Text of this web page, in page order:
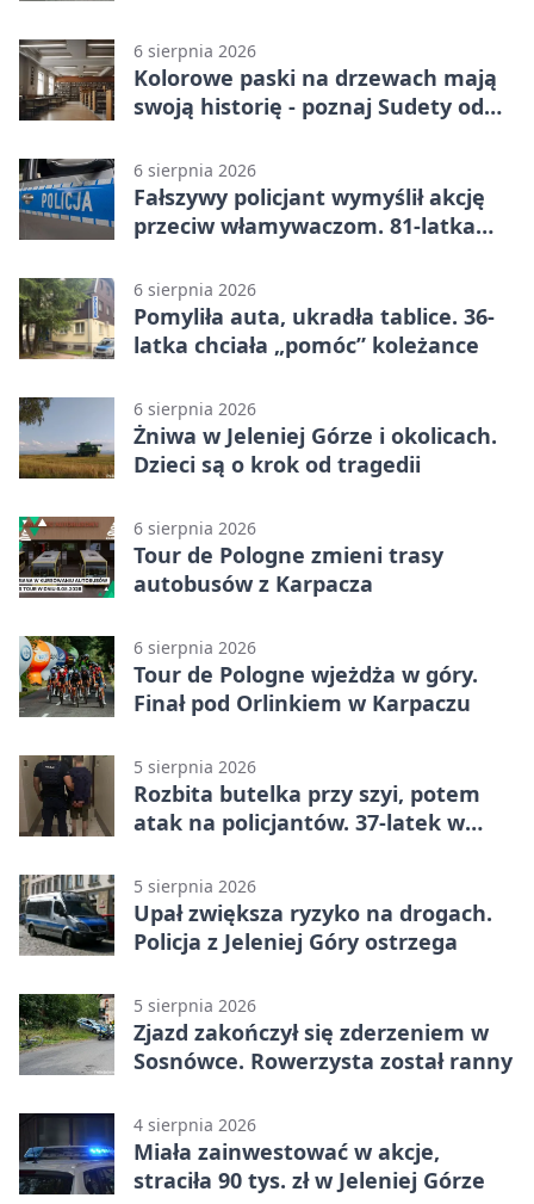
6 sierpnia 2026
Kolorowe paski na drzewach mają
swoją historię - poznaj Sudety od
6 sierpnia 2026
Fałszywy policjant wymyślił akcję
przeciw włamywaczom. 81-latka
6 sierpnia 2026
Pomyliła auta, ukradła tablice. 36-
latka chciała „pomóc” koleżance
6 sierpnia 2026
Żniwa w Jeleniej Górze i okolicach.
Dzieci są o krok od tragedii
6 sierpnia 2026
Tour de Pologne zmieni trasy
autobusów z Karpacza
6 sierpnia 2026
Tour de Pologne wjeżdża w góry.
Finał pod Orlinkiem w Karpaczu
5 sierpnia 2026
Rozbita butelka przy szyi, potem
atak na policjantów. 37-latek w
5 sierpnia 2026
Upał zwiększa ryzyko na drogach.
Policja z Jeleniej Góry ostrzega
5 sierpnia 2026
Zjazd zakończył się zderzeniem w
Sosnówce. Rowerzysta został ranny
4 sierpnia 2026
Miała zainwestować w akcje,
straciła 90 tys. zł w Jeleniej Górze